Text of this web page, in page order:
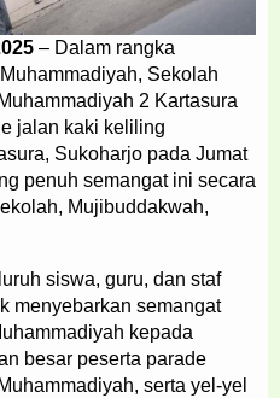
– Dalam rangka
Sekolah
2 Kartasura
jalan kaki keliling
Sukoharjo pada Jumat
penuh semangat ini secara
Mujibuddakwah,
siswa, guru, dan staf
menyebarkan semangat
kepada
besar peserta parade
serta yel-yel